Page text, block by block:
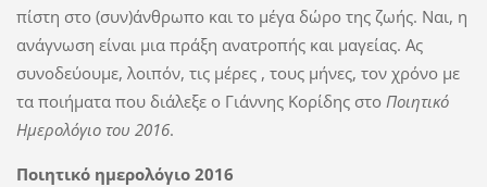
πίστη στο (συν)άνθρωπο και το μέγα δώρο της ζωής. Ναι, η
ανάγνωση είναι μια πράξη ανατροπής και μαγείας. Ας
συνοδεύουμε, λοιπόν, τις μέρες , τους μήνες, τον χρόνο με
τα ποιήματα που διάλεξε ο Γιάννης Κορίδης στο Ποιητικό
Ημερολόγιο του 2016.
Ποιητικό ημερολόγιο 2016